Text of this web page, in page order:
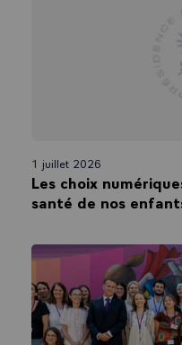
1 juillet 2026
Les choix
santé de nos